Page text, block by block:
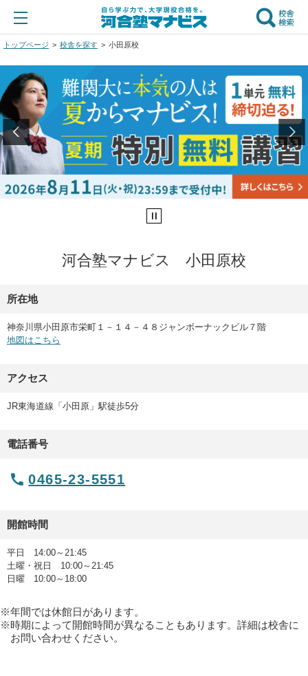
トップページ 校舎を探す 小田原校
河合塾マナビス 小田原校
所在地
神奈川県小田原市栄町１－１４－４８ジャンボーナックビル７階
地図はこちら
アクセス
JR東海道線「小田原」駅徒歩5分
電話番号
0465-23-5551
開館時間
平日 14:00～21:45
土曜・祝日 10:00～21:45
日曜 10:00～18:00
年間では休館日があります。
時期によって開館時間が異なることもあります。詳細は校舎に
お問い合わせください。